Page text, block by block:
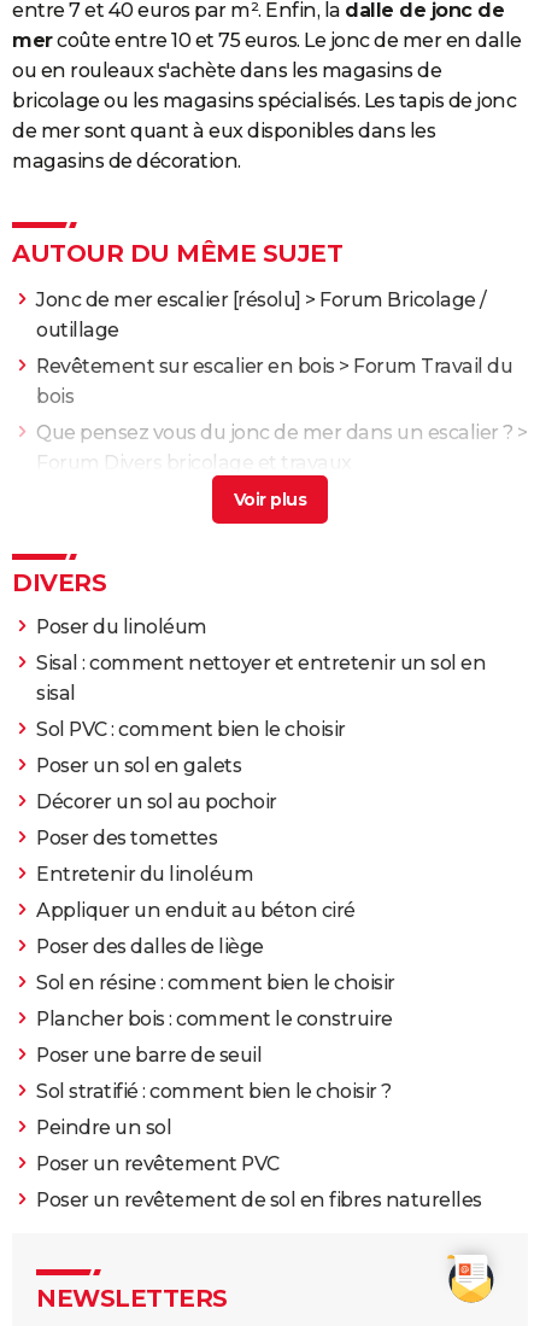
entre 7 et 40 euros par m². Enfin, la dalle de jonc de
mercoûte entre 10 et 75 euros. Le jonc de mer en dalle
ou en rouleaux s'achète dans les magasins de
bricolage ou les magasins spécialisés. Les tapis de jonc
de mer sont quant à eux disponibles dans les
magasins de décoration.
AUTOUR DU MÊME SUJET
Jonc de mer escalier[résolu] > Forum Bricolage /
outillage
Revêtement sur escalier en bois > Forum Travail du
bois
Que pensez vous du jonc de mer dans un escalier ? >
Forum Divers bricolage et travaux
Nettoyer jonc de mer> Guide
DIVERS
Poser du linoléum
Sisal : comment nettoyer et entretenir un sol en
sisal
Sol PVC : comment bien le choisir
Poser un sol en galets
Décorer un sol au pochoir
Poser des tomettes
Entretenir du linoléum
Appliquer un enduit au béton ciré
Poser des dalles de liège
Sol en résine : comment bien le choisir
Plancher bois : comment le construire
Poser une barre de seuil
Sol stratifié : comment bien le choisir ?
Peindre un sol
Poser un revêtement PVC
Poser un revêtement de sol en fibres naturelles
NEWSLETTERS